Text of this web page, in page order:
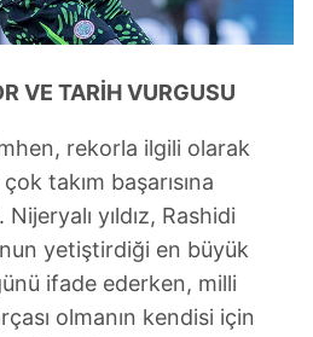
VE TARİH VURGUSU
rekorla ilgili olarak
takım başarısına
yıldız, Rashidi
yetiştirdiği en büyük
ifade ederken, milli
olmanın kendisi için